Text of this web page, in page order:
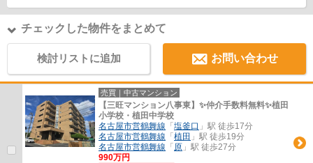
チェックした物件をまとめて
検討リストに追加 お問い合わせ
売買｜中古マンション
【三旺マンション八事東】✨️仲介手数料無料✨️植田
小学校・植田中学校
名古屋市営鶴舞線 「 塩釜口 」駅 徒歩17分
名古屋市営鶴舞線 「 植田 」駅 徒歩19分
名古屋市営鶴舞線 「 原 」駅 徒歩27分
990万円